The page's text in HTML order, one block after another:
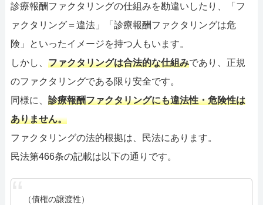
診療報酬ファクタリングの仕組みを勘違いしたり、「フ
ァクタリング＝違法」「診療報酬ファクタリングは危
険」といったイメージを持つ人もいます。
しかし、 ファクタリングは合法的な仕組みであり、正規
のファクタリングである限り安全です。
同様に、 診療報酬ファクタリングにも違法性・危険性は
ありません。
ファクタリングの法的根拠は、民法にあります。
民法第466条の記載は以下の通りです。
（債権の譲渡性）